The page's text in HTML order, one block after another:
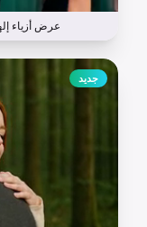
عرض أزياء
جديد